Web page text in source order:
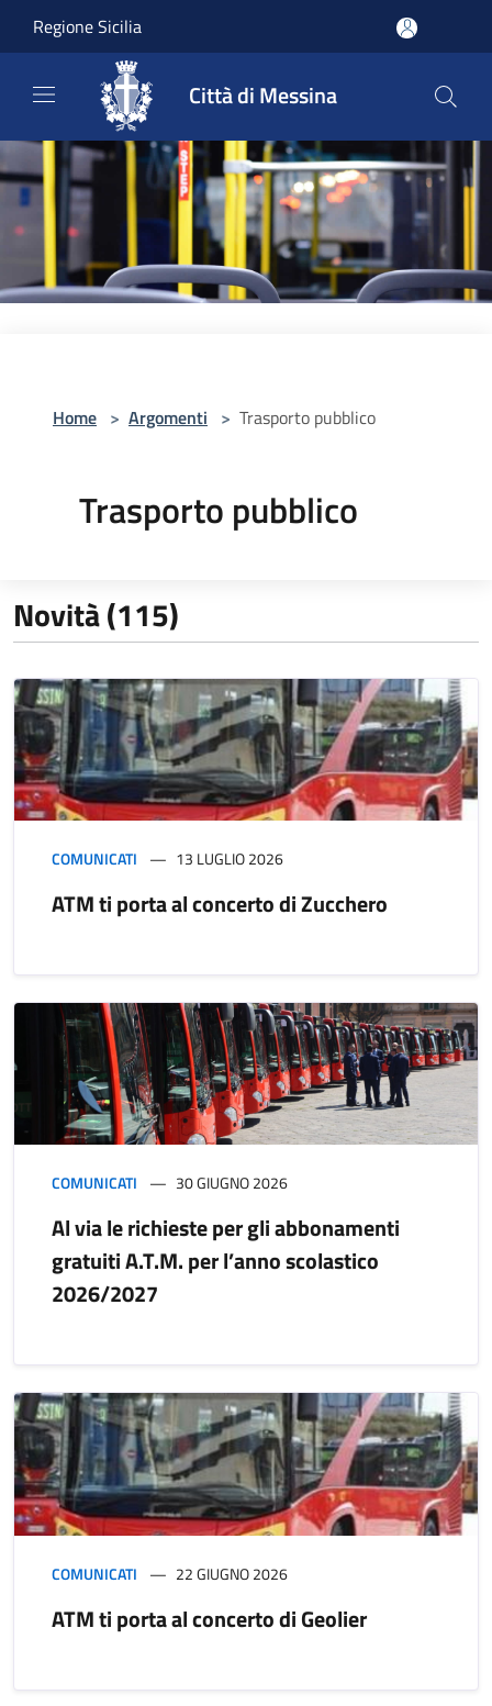
Regione Sicilia
Città di Messina
Home > Argomenti > Trasporto pubblico
Trasporto pubblico
Novità (115)
COMUNICATI 13 LUGLIO 2026
ATM ti porta al concerto di Zucchero
COMUNICATI 30 GIUGNO 2026
Al via le richieste per gli abbonamenti
gratuiti A.T.M. per l’anno scolastico
2026/2027
COMUNICATI 22 GIUGNO 2026
ATM ti porta al concerto di Geolier